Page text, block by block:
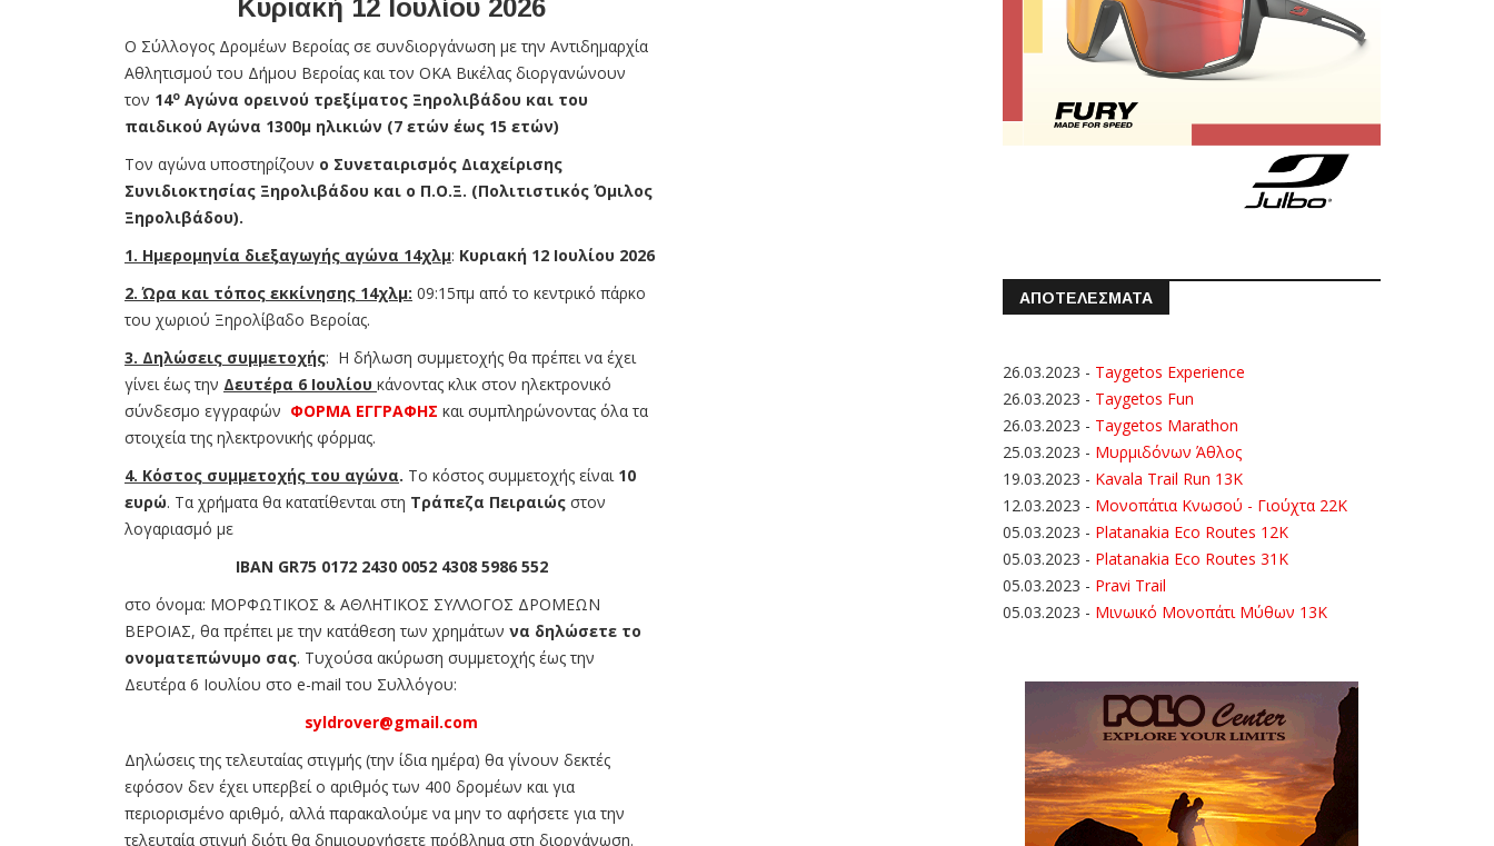
Κυριακή 12 Ιουλίου 2026
Ο Σύλλογος Δρομέων Βεροίας σε συνδιοργάνωση με την Αντιδημαρχία
Αθλητισμού του Δήμου Βεροίας και τον ΟΚΑ Βικέλας διοργανώνουν
τον 14ο Αγώνα ορεινού τρεξίματος Ξηρολιβάδου και του
παιδικού Αγώνα 1300μ ηλικιών (7 ετών έως 15 ετών)
Τον αγώνα υποστηρίζουν ο Συνεταιρισμός Διαχείρισης
Συνιδιοκτησίας Ξηρολιβάδου και ο Π.Ο.Ξ. (Πολιτιστικός Όμιλος
Ξηρολιβάδου).
1. Ημερομηνία διεξαγωγής αγώνα 14χλμ: Κυριακή 12 Ιουλίου 2026
2. Ώρα και τόπος εκκίνησης 14χλμ: 09:15πμ από το κεντρικό πάρκο
του χωριού Ξηρολίβαδο Βεροίας.
3. Δηλώσεις συμμετοχής: Η δήλωση συμμετοχής θα πρέπει να έχει
γίνει έως την Δευτέρα 6 Ιουλίου κάνοντας κλικ στον ηλεκτρονικό
σύνδεσμο εγγραφών ΦΟΡΜΑ ΕΓΓΡΑΦΗΣ και συμπληρώνοντας όλα τα
στοιχεία της ηλεκτρονικής φόρμας.
4. Κόστος συμμετοχής του αγώνα. Το κόστος συμμετοχής είναι 10
ευρώ. Τα χρήματα θα κατατίθενται στη Τράπεζα Πειραιώς στον
λογαριασμό με
IBAN GR75 0172 2430 0052 4308 5986 552
στο όνομα: ΜΟΡΦΩΤΙΚΟΣ & ΑΘΛΗΤΙΚΟΣ ΣΥΛΛΟΓΟΣ ΔΡΟΜΕΩΝ
ΒΕΡΟΙΑΣ, θα πρέπει με την κατάθεση των χρημάτων να δηλώσετε το
ονοματεπώνυμο σας. Τυχούσα ακύρωση συμμετοχής έως την
Δευτέρα 6 Ιουλίου στο e-mail του Συλλόγου:
syldrover@gmail.com
Δηλώσεις της τελευταίας στιγμής (την ίδια ημέρα) θα γίνουν δεκτές
εφόσον δεν έχει υπερβεί ο αριθμός των 400 δρομέων και για
περιορισμένο αριθμό, αλλά παρακαλούμε να μην το αφήσετε για την
τελευταία στιγμή διότι θα δημιουργήσετε πρόβλημα στη διοργάνωση.
ΑΠΟΤΕΛΕΣΜΑΤΑ
26.03.2023 - Taygetos Experience
26.03.2023 - Taygetos Fun
26.03.2023 - Taygetos Marathon
25.03.2023 - Μυρμιδόνων Άθλος
19.03.2023 - Kavala Trail Run 13K
12.03.2023 - Μονοπάτια Κνωσού - Γιούχτα 22Κ
05.03.2023 - Platanakia Eco Routes 12K
05.03.2023 - Platanakia Eco Routes 31K
05.03.2023 - Pravi Trail
05.03.2023 - Μινωικό Μονοπάτι Μύθων 13Κ